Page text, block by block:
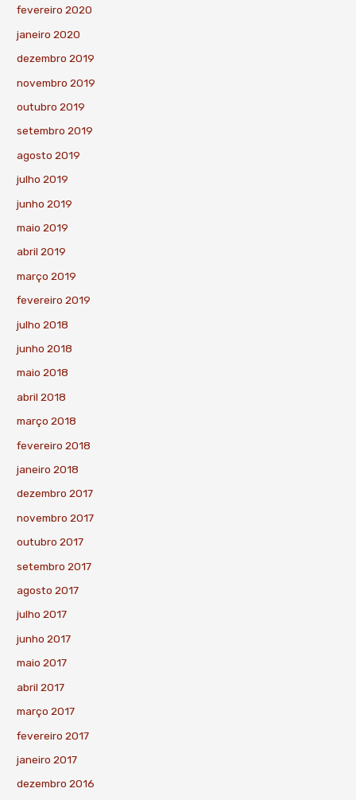
fevereiro 2020
janeiro 2020
dezembro 2019
novembro 2019
outubro 2019
setembro 2019
agosto 2019
julho 2019
junho 2019
maio 2019
abril 2019
março 2019
fevereiro 2019
julho 2018
junho 2018
maio 2018
abril 2018
março 2018
fevereiro 2018
janeiro 2018
dezembro 2017
novembro 2017
outubro 2017
setembro 2017
agosto 2017
julho 2017
junho 2017
maio 2017
abril 2017
março 2017
fevereiro 2017
janeiro 2017
dezembro 2016